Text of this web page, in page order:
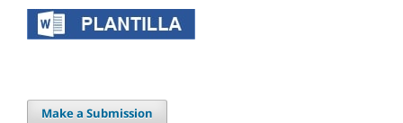
Make a Submission